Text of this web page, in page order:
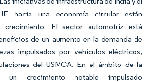
hacia una economía circular están
crecimiento. El sector automotriz está
de un aumento en la demanda de
impulsados por vehículos eléctricos,
del USMCA. En el ámbito de la
un crecimiento notable impulsado